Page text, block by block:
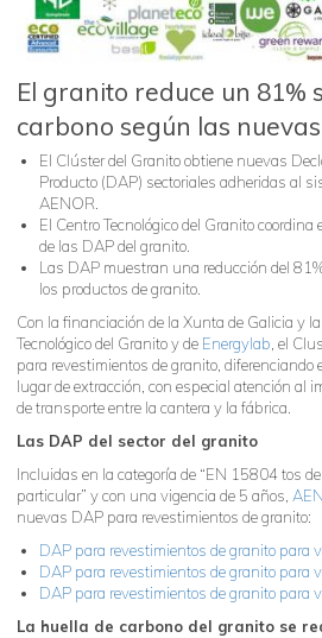
El granito reduce un 81%
carbono según las
El Clúster del Granito obtiene nuevas
Producto (DAP) sectoriales adheridas al
AENOR.
El Centro Tecnológico del Granito
de las DAP del granito.
Las DAP muestran una reducción del
los productos de granito.
Con la financiación de la Xunta de Galicia y
Tecnológico del Granito y de Energylab , el
para revestimientos de granito, diferenciando
lugar de extracción, con especial atención al
de transporte entre la cantera y la fábrica.
Las DAP del sector del granito
Incluidas en la categoría de “EN 15804 tos
particular” y con una vigencia de 5 años,
nuevas DAP para revestimientos de granito:
DAP para revestimientos de granito para
DAP para revestimientos de granito para
DAP para revestimientos de granito para
La huella de carbono del granito se